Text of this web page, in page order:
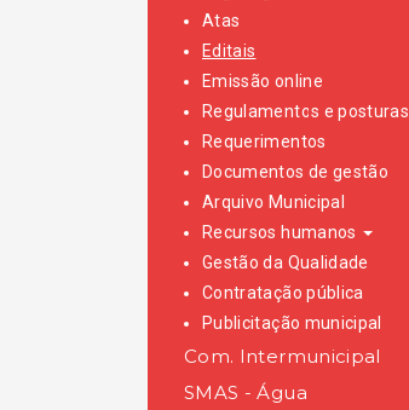
Atas
Editais
Emissão online
Regulamentos e posturas
Requerimentos
Documentos de gestão
Arquivo Municipal
Recursos humanos
Gestão da Qualidade
Contratação pública
Publicitação municipal
Com. Intermunicipal
SMAS - Água